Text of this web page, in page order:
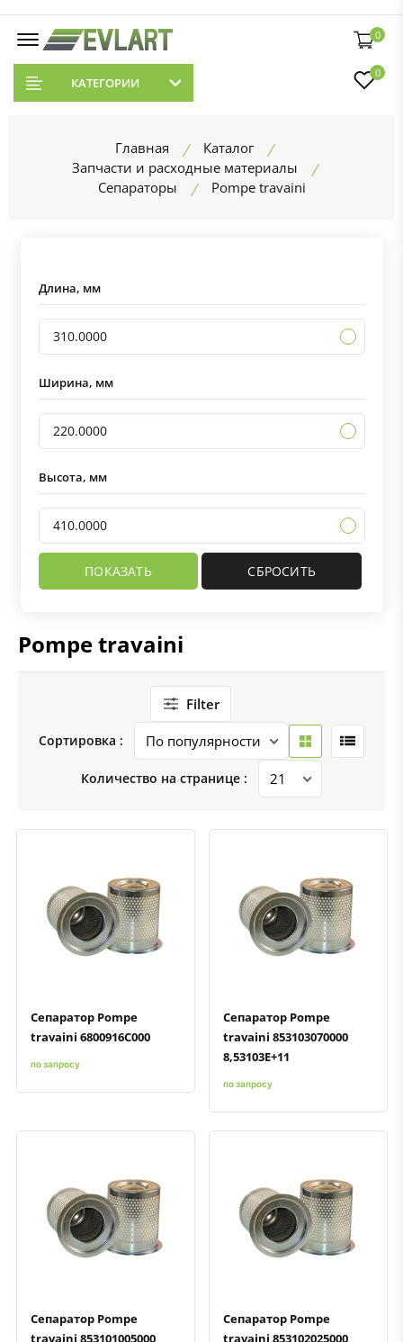
0
КАТЕГОРИИ
0
Главная
Каталог
Запчасти и расходные материалы
Сепараторы
Pompe travaini
Длина, мм
310.0000
Ширина, мм
220.0000
Высота, мм
410.0000
Pompe travaini
Filter
Сортировка :
Количество на странице :
Быстрый просмотрДобавить к сравнению
Добавить в избранное
Сепаратор Pompe
travaini 6800916C000
по запросу
Быстрый просмотрДобавить к сравнению
Добавить в избранное
Сепаратор Pompe
travaini 853103070000
8,53103E+11
по запросу
Быстрый просмотрДобавить к сравнению
Добавить в избранное
Сепаратор Pompe
travaini 853101005000
Быстрый просмотрДобавить к сравнению
Добавить в избранное
Сепаратор Pompe
travaini 853102025000